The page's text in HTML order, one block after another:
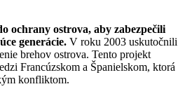
ochrany ostrova, aby zabezpečili
generácie. V roku 2003 uskutočnili
brehov ostrova. Tento projekt
Francúzskom a Španielskom, ktorá
konfliktom.